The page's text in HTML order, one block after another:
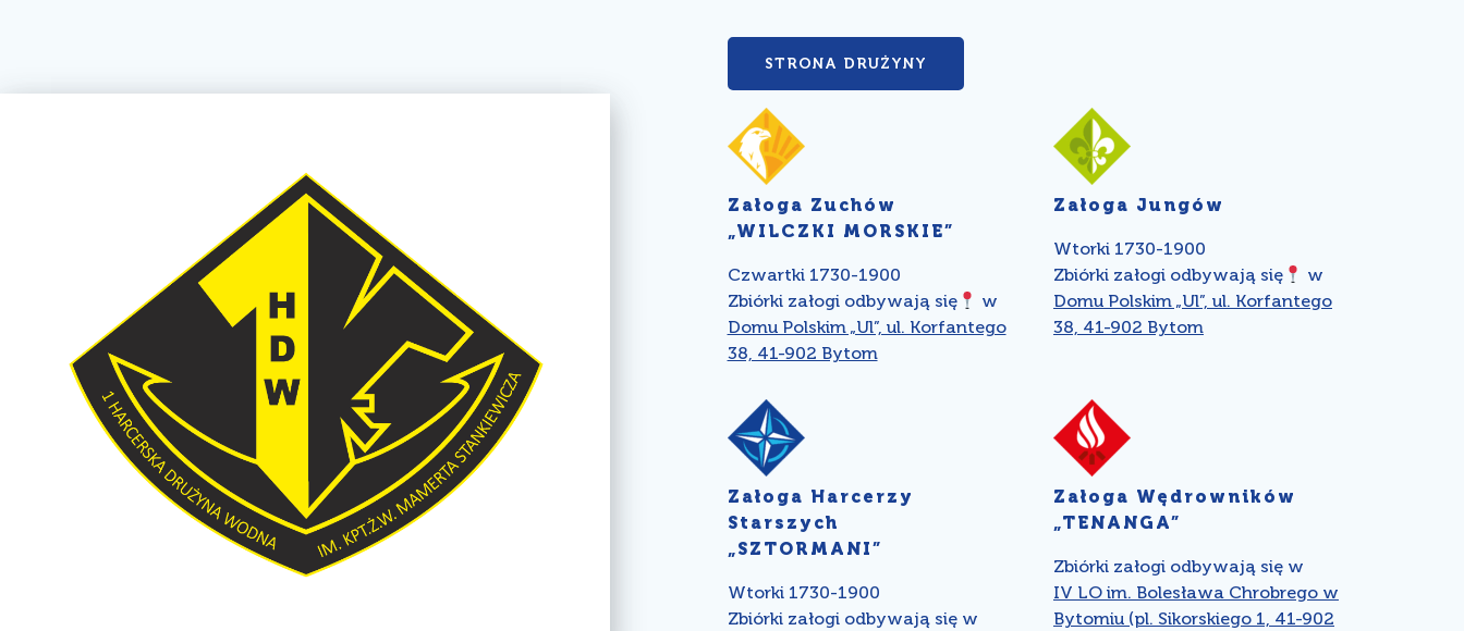
STRONA DRUŻYNY
Załoga Zuchów
„WILCZKI MORSKIE”
Czwartki 1730-1900
Zbiórki załogi odbywają się
w
Domu Polskim „Ul”, ul. Korfantego
38, 41-902 Bytom
Załoga Jungów
Wtorki 1730-1900
Zbiórki załogi odbywają się
w
Domu Polskim „Ul”, ul. Korfantego
38, 41-902 Bytom
Załoga Harcerzy
Starszych
„SZTORMANI”
Wtorki 1730-1900
Zbiórki załogi odbywają się w
Załoga Wędrowników
„TENANGA”
Zbiórki załogi odbywają się w
IV LO im. Bolesława Chrobrego w
Bytomiu (pl. Sikorskiego 1, 41-902